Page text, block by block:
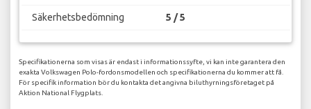
Säkerhetsbedömning 5 / 5
Specifikationerna som visas är endast i informationssyfte, vi kan inte garantera den
exakta Volkswagen Polo-fordonsmodellen och specifikationerna du kommer att få.
För specifik information bör du kontakta det angivna biluthyrningsföretaget på
Aktion National Flygplats.